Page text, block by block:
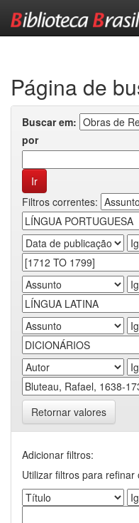
Página de
Buscar em:
por
Filtros correntes:
Retornar valores
Adicionar filtros:
Utilizar filtros para